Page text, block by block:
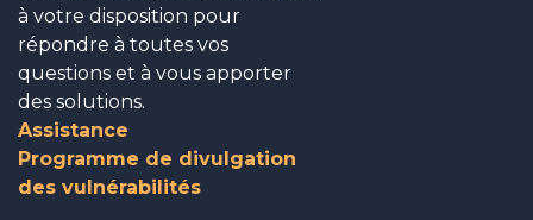
à votre disposition pour
répondre à toutes vos
questions et à vous apporter
des solutions.
Assistance
Programme de divulgation
des vulnérabilités